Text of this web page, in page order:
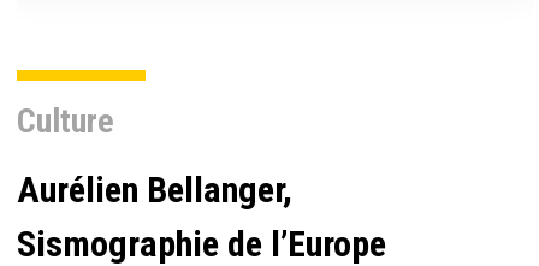
Culture
Aurélien Bellanger,
Sismographie de l’Europe